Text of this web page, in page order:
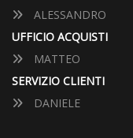
ALESSANDRO
UFFICIO ACQUISTI
MATTEO
SERVIZIO CLIENTI
DANIELE